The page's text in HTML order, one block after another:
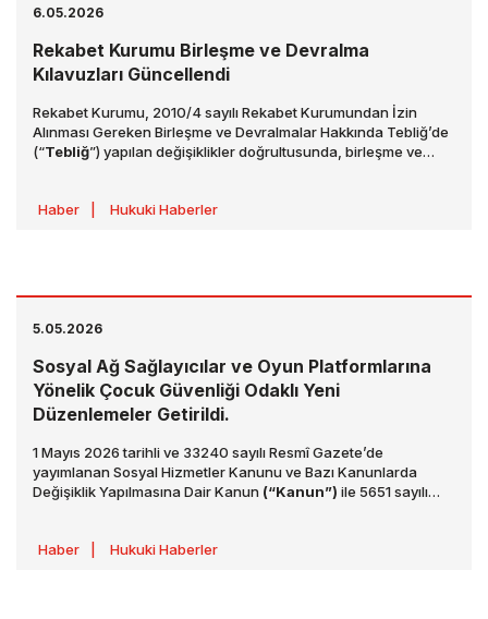
6.05.2026
Rekabet Kurumu Birleşme ve Devralma
Kılavuzları Güncellendi
Rekabet Kurumu, 2010/4 sayılı Rekabet Kurumundan İzin
Alınması Gereken Birleşme ve Devralmalar Hakkında Tebliğ’de
(“Tebliğ”) yapılan değişiklikler doğrultusunda, birleşme ve
Haber
Hukuki Haberler
5.05.2026
Sosyal Ağ Sağlayıcılar ve Oyun Platformlarına
Yönelik Çocuk Güvenliği Odaklı Yeni
Düzenlemeler Getirildi.
1 Mayıs 2026 tarihli ve 33240 sayılı Resmî Gazete’de
yayımlanan Sosyal Hizmetler Kanunu ve Bazı Kanunlarda
Değişiklik Yapılmasına Dair Kanun (“Kanun”) ile 5651 sayılı
yapılmış; özellikle sosyal ağ sağlayıcılar ve dijital oyun
Haber Hukuki Haberler